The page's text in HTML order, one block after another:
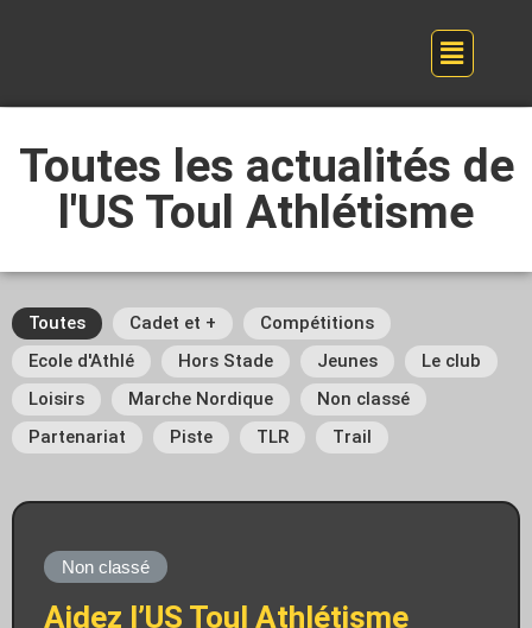
Toutes les actualités de
l'US Toul Athlétisme
Toutes Cadet et +
Compétitions
Ecole d'Athlé
Hors Stade Jeunes
Le club
Loisirs
Marche Nordique
Non classé
Partenariat
Piste TLR Trail
Non classé
Aidez l’US Toul Athlétisme